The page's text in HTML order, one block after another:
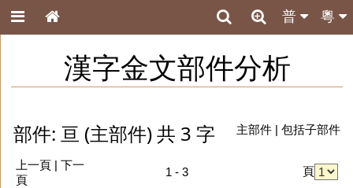
粵
普
漢字金文部件分析
部件: 亘 (主部件) 共 3 字 主部件| 包括子部件
上一頁 | 下一
頁
1 - 3 頁